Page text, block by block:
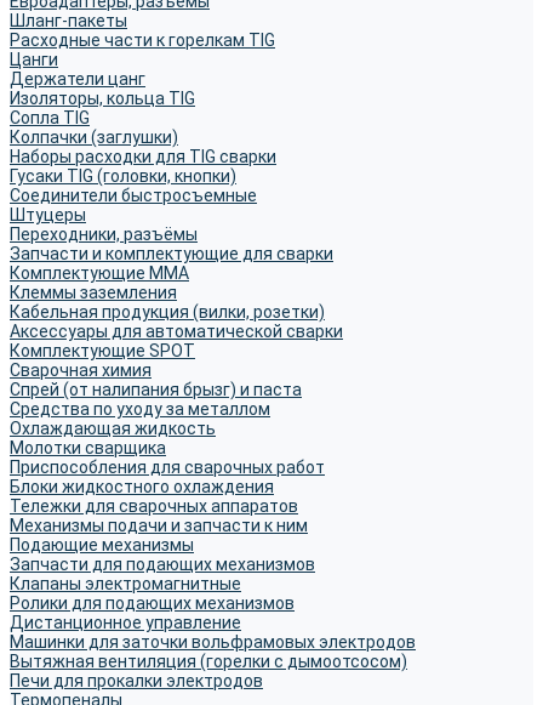
Шланг-пакеты
Расходные части к горелкам TIG
Цанги
Держатели цанг
Изоляторы, кольца TIG
Сопла TIG
Колпачки (заглушки)
Наборы расходки для TIG сварки
Гусаки TIG (головки, кнопки)
Соединители быстросъемные
Штуцеры
Переходники, разъёмы
Запчасти и комплектующие для сварки
Комплектующие ММА
Клеммы заземления
Кабельная продукция (вилки, розетки)
Аксессуары для автоматической сварки
Комплектующие SPOT
Сварочная химия
Спрей (от налипания брызг) и паста
Средства по уходу за металлом
Охлаждающая жидкость
Молотки сварщика
Приспособления для сварочных работ
Блоки жидкостного охлаждения
Тележки для сварочных аппаратов
Механизмы подачи и запчасти к ним
Подающие механизмы
Запчасти для подающих механизмов
Клапаны электромагнитные
Ролики для подающих механизмов
Дистанционное управление
Машинки для заточки вольфрамовых электродов
Вытяжная вентиляция (горелки с дымоотсосом)
Печи для прокалки электродов
Термопеналы